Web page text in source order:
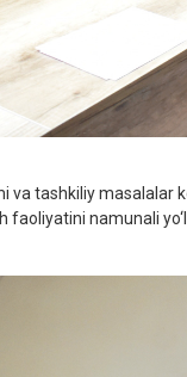
va tashkiliy masalalar
faoliyatini namunali